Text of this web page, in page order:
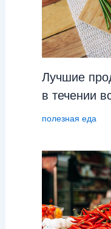
Лучшие
в течении
полезная еда